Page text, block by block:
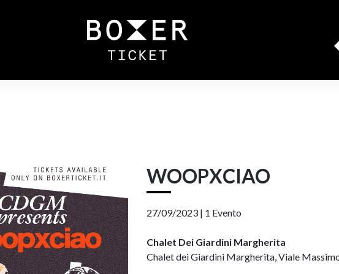
WOOPXCIAO
27/09/2023 | 1 Evento
Chalet Dei Giardini Margherita
Chalet dei Giardini Margherita, Viale